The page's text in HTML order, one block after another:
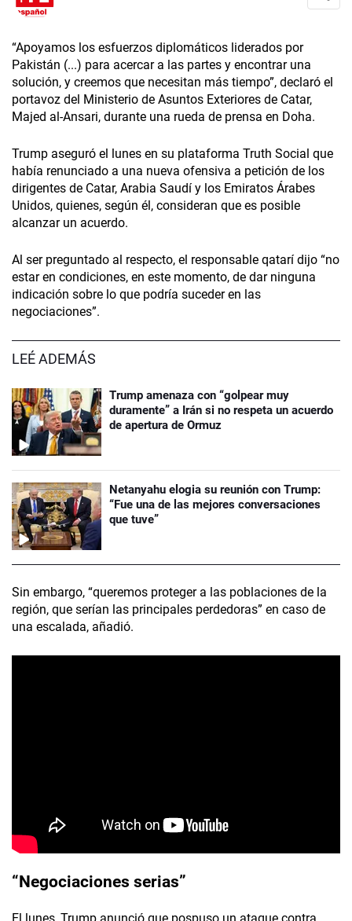
“Apoyamos los esfuerzos diplomáticos liderados por
Pakistán (...) para acercar a las partes y encontrar una
solución, y creemos que necesitan más tiempo”, declaró el
portavoz del Ministerio de Asuntos Exteriores de Catar,
Majed al-Ansari, durante una rueda de prensa en Doha.
Trump aseguró el lunes en su plataforma Truth Social que
había renunciado a una nueva ofensiva a petición de los
dirigentes de Catar, Arabia Saudí y los Emiratos Árabes
Unidos, quienes, según él, consideran que es posible
alcanzar un acuerdo.
Al ser preguntado al respecto, el responsable qatarí dijo “no
estar en condiciones, en este momento, de dar ninguna
indicación sobre lo que podría suceder en las
negociaciones”.
LEÉ ADEMÁS
Trump amenaza con “golpear muy
duramente” a Irán si no respeta un acuerdo
de apertura de Ormuz
Netanyahu elogia su reunión con Trump:
“Fue una de las mejores conversaciones
que tuve”
Sin embargo, “queremos proteger a las poblaciones de la
región, que serían las principales perdedoras” en caso de
una escalada, añadió.
“Negociaciones serias”
El lunes, Trump anunció que pospuso un ataque contra